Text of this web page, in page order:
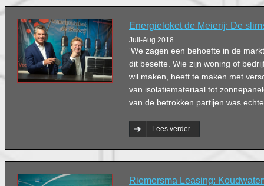
Energieloket de Meierij: De
Juli-Aug 2018
‘We zagen een behoefte in de
dit besefte. Wie zijn woning of
wil maken, heeft te maken met
van isolatiemateriaal tot
van de betrokken partijen was
Lees verder
Riemersma Leasing: